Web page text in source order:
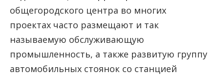
общегородского центра во многих
проектах часто размещают и так
называемую обслуживающую
промышленность, а также развитую группу
автомобильных стоянок со станцией